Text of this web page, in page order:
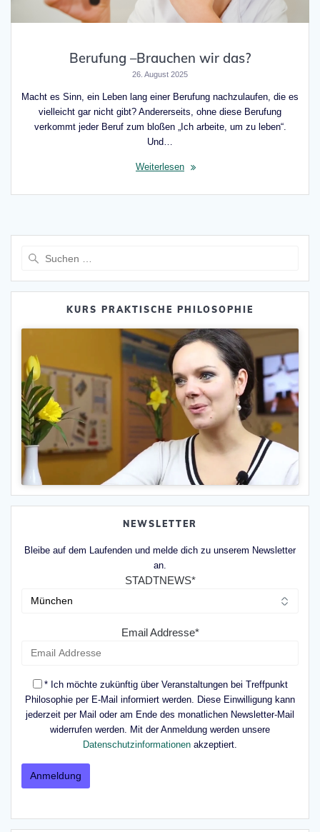
Berufung –Brauchen wir das?
26. August 2025
Macht es Sinn, ein Leben lang einer Berufung nachzulaufen, die es
vielleicht gar nicht gibt? Andererseits, ohne diese Berufung
verkommt jeder Beruf zum bloßen „Ich arbeite, um zu leben“.
Und…
Weiterlesen
KURS PRAKTISCHE PHILOSOPHIE
NEWSLETTER
Bleibe auf dem Laufenden und melde dich zu unserem Newsletter
an.
STADTNEWS*
Email Addresse*
* Ich möchte zukünftig über Veranstaltungen bei Treffpunkt
Philosophie per E-Mail informiert werden. Diese Einwilligung kann
jederzeit per Mail oder am Ende des monatlichen Newsletter-Mail
widerrufen werden. Mit der Anmeldung werden unsere
Datenschutzinformationen akzeptiert.